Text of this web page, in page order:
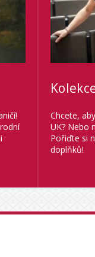
Chcete,
UK? Nebo
Pořiďte si
doplňků!